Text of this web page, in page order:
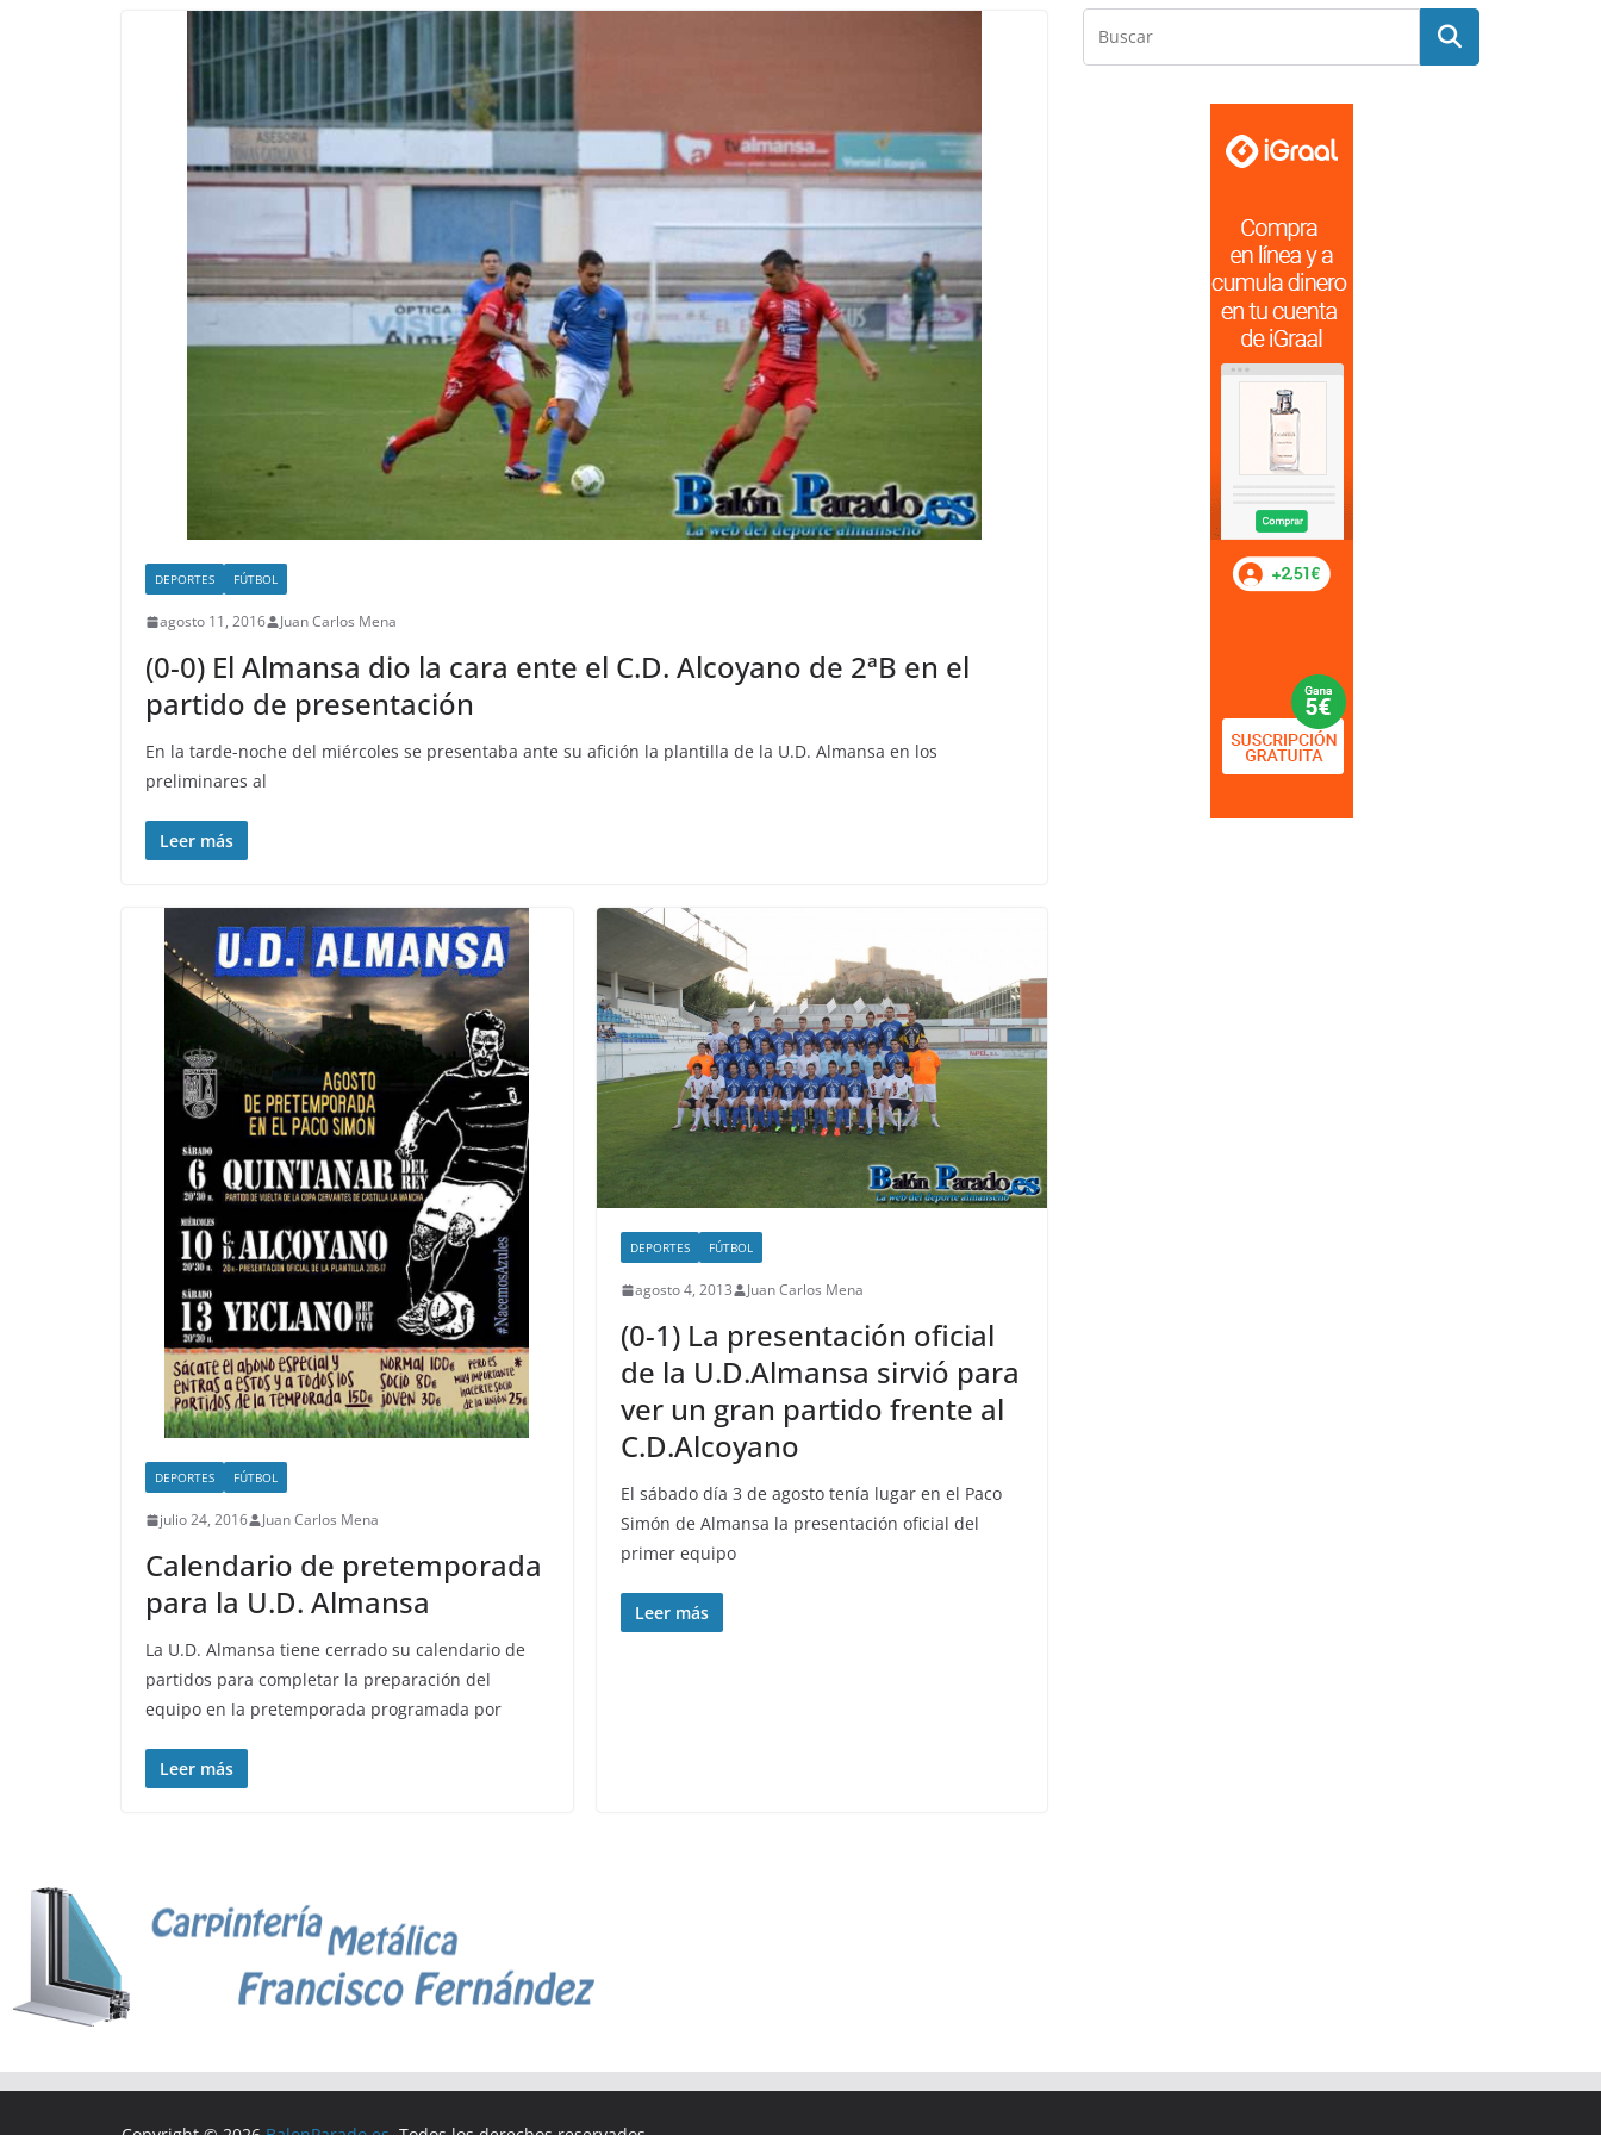
DEPORTES FÚTBOL
agosto 11, 2016 Juan Carlos Mena
(0-0) El Almansa dio la cara ente el C.D. Alcoyano de 2ªB en el
partido de presentación
En la tarde-noche del miércoles se presentaba ante su afición la plantilla de la U.D. Almansa en los
preliminares al
Leer más
DEPORTES FÚTBOL
julio 24, 2016 Juan Carlos Mena
Calendario de pretemporada
para la U.D. Almansa
La U.D. Almansa tiene cerrado su calendario de
partidos para completar la preparación del
equipo en la pretemporada programada por
Leer más
DEPORTES FÚTBOL
agosto 4, 2013 Juan Carlos Mena
(0-1) La presentación oficial
de la U.D.Almansa sirvió para
ver un gran partido frente al
C.D.Alcoyano
El sábado día 3 de agosto tenía lugar en el Paco
Simón de Almansa la presentación oficial del
primer equipo
Leer más